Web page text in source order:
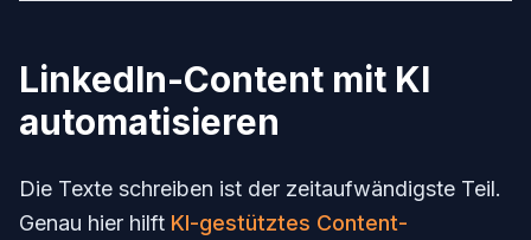
LinkedIn-Content mit KI
automatisieren
Die Texte schreiben ist der zeitaufwändigste Teil.
Genau hier hilft KI-gestütztes Content-